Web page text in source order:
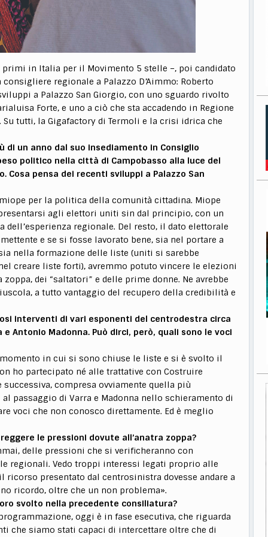
in Italia per il Movimento 5 stelle –, poi candidato
regionale a Palazzo D’Aimmo: Roberto
a Palazzo San Giorgio, con uno sguardo rivolto
Forte, e uno a ciò che sta accadendo in Regione
tutti, la Gigafactory di Termoli e la crisi idrica che
di un anno dal suo insediamento in Consiglio
politico nella città di Campobasso alla luce del
Cosa pensa dei recenti sviluppi a Palazzo San
per la politica della comunità cittadina. Miope
agli elettori uniti sin dal principio, con un
regionale. Del resto, il dato elettorale
e se si fosse lavorato bene, sia nel portare a
nella formazione delle liste (uniti si sarebbe
creare liste forti), avremmo potuto vincere le elezioni
dei “saltatori” e delle prime donne. Ne avrebbe
a tutto vantaggio del recupero della credibilità e
interventi di vari esponenti del centrodestra circa
e Antonio Madonna. Può dirci, però, quali sono le voci
in cui si sono chiuse le liste e si è svolto il
ho partecipato né alle trattative con Costruire
compresa ovviamente quella più
passaggio di Varra e Madonna nello schieramento di
voci che non conosco direttamente. Ed è meglio
le pressioni dovute all’anatra zoppa?
delle pressioni che si verificheranno con
regionali. Vedo troppi interessi legati proprio alle
presentato dal centrosinistra dovesse andare a
ricordo, oltre che un non problema».
svolto nella precedente consiliatura?
oggi è in fase esecutiva, che riguarda
che siamo stati capaci di intercettare oltre che di